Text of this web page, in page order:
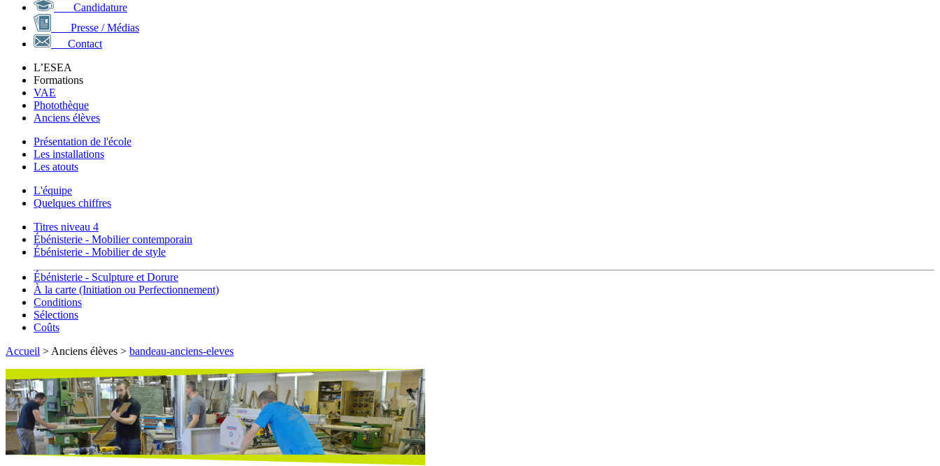
Candidature
Presse / Médias
Contact
L’ESEA
Formations
VAE
Photothèque
Anciens élèves
Présentation de l'école
Les installations
Les atouts
L'équipe
Quelques chiffres
Titres niveau 4
Ébénisterie - Mobilier contemporain
Ébénisterie - Mobilier de style
Ébénisterie - Sculpture et Dorure
À la carte (Initiation ou Perfectionnement)
Conditions
Sélections
Coûts
Accueil > Anciens élèves > bandeau-anciens-eleves